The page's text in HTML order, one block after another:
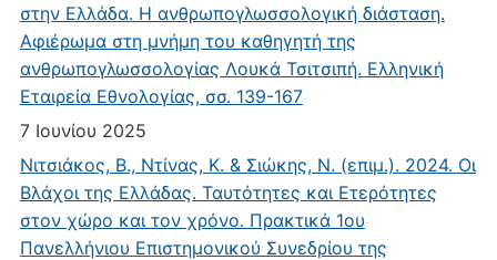
στην Ελλάδα. Η ανθρωπογλωσσολογική διάσταση.
Αφιέρωμα στη μνήμη του καθηγητή της
ανθρωπογλωσσολογίας Λουκά Τσιτσιπή. Ελληνική
Εταιρεία Εθνολογίας, σσ. 139-167
7 Ιουνίου 2025
Νιτσιάκος, Β., Ντίνας, Κ. & Σιώκης, Ν. (επιμ.). 2024. Οι
Βλάχοι της Ελλάδας. Ταυτότητες και Ετερότητες
στον χώρο και τον χρόνο. Πρακτικά 1ου
Πανελλήνιου Επιστημονικού Συνεδρίου της